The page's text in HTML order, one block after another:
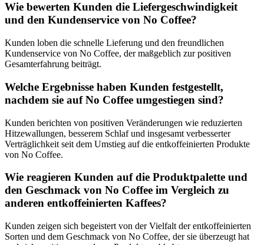
Wie bewerten Kunden die Liefergeschwindigkeit
und den Kundenservice von No Coffee?
Kunden loben die schnelle Lieferung und den freundlichen
Kundenservice von No Coffee, der maßgeblich zur positiven
Gesamterfahrung beiträgt.
Welche Ergebnisse haben Kunden festgestellt,
nachdem sie auf No Coffee umgestiegen sind?
Kunden berichten von positiven Veränderungen wie reduzierten
Hitzewallungen, besserem Schlaf und insgesamt verbesserter
Verträglichkeit seit dem Umstieg auf die entkoffeinierten Produkte
von No Coffee.
Wie reagieren Kunden auf die Produktpalette und
den Geschmack von No Coffee im Vergleich zu
anderen entkoffeinierten Kaffees?
Kunden zeigen sich begeistert von der Vielfalt der entkoffeinierten
Sorten und dem Geschmack von No Coffee, der sie überzeugt hat